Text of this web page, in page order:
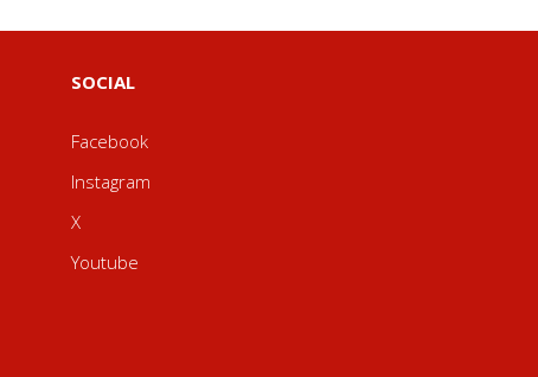
SOCIAL
Facebook
Instagram
X
Youtube